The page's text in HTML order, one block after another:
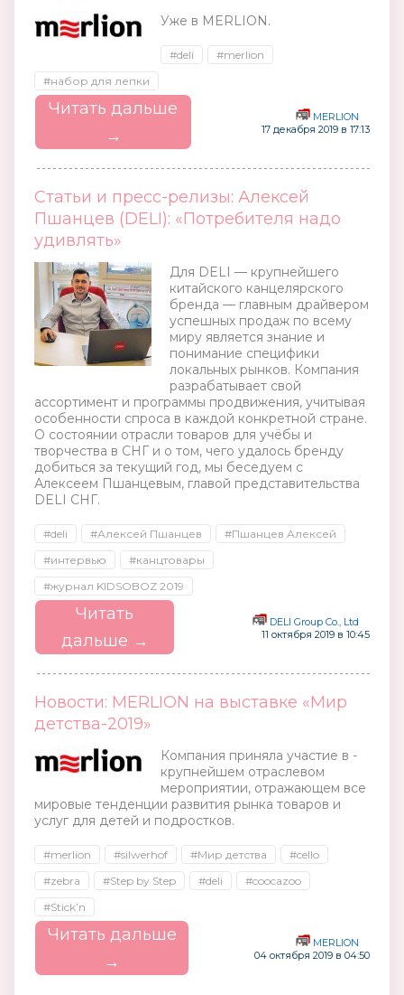
Уже в MERLION.
#deli
#merlion
#набор для лепки
Читать дальше
→
MERLION
17 декабря 2019 в 17:13
Статьи и пресс-релизы: Алексей
Пшанцев (DELI): «Потребителя надо
удивлять»
Для DELI — крупнейшего
китайского канцелярского
бренда — главным драйвером
успешных продаж по всему
миру является знание и
понимание специфики
локальных рынков. Компания
разрабатывает свой
ассортимент и программы продвижения, учитывая
особенности спроса в каждой конкретной стране.
О состоянии отрасли товаров для учёбы и
творчества в СНГ и о том, чего удалось бренду
добиться за текущий год, мы беседуем с
Алексеем Пшанцевым, главой представительства
DELI СНГ.
#deli #Алексей Пшанцев
#Пшанцев Алексей
#интервью
#канцтовары
#журнал KIDSOBOZ 2019
Читать
дальше →
DELI Group Co., Ltd
11 октября 2019 в 10:45
Новости: MERLION на выставке «Мир
детства-2019»
Компания приняла участие в -
крупнейшем отраслевом
мероприятии, отражающем все
мировые тенденции развития рынка товаров и
услуг для детей и подростков.
#merlion #silwerhof #Мир детства
#cello
#zebra
#Step by Step #deli
#coocazoo
#Stick’n
Читать дальше
→
MERLION
04 октября 2019 в 04:50